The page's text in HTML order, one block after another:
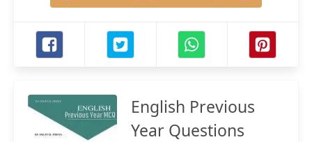
English Previous
Year Questions